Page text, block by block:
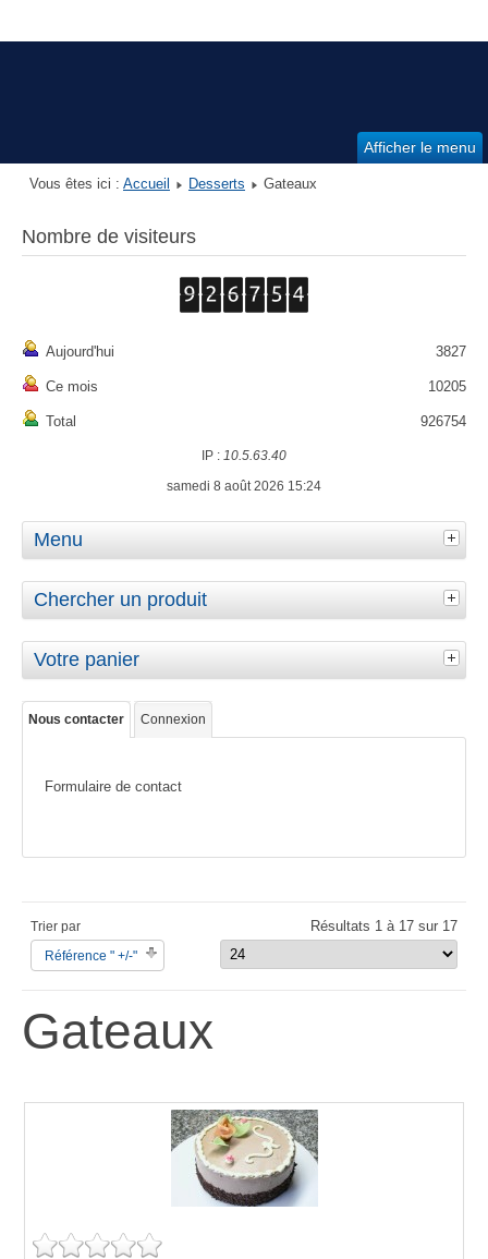
Afficher le menu
Vous êtes ici : Accueil Desserts Gateaux
Nombre de visiteurs
Aujourd'hui 3827
Ce mois 10205
Total 926754
IP : 10.5.63.40
samedi 8 août 2026 15:24
Menu
Chercher un produit
Votre panier
Nous contacter Connexion
Formulaire de contact
Trier par
Référence " +/-"
Résultats 1 à 17 sur 17
Gateaux